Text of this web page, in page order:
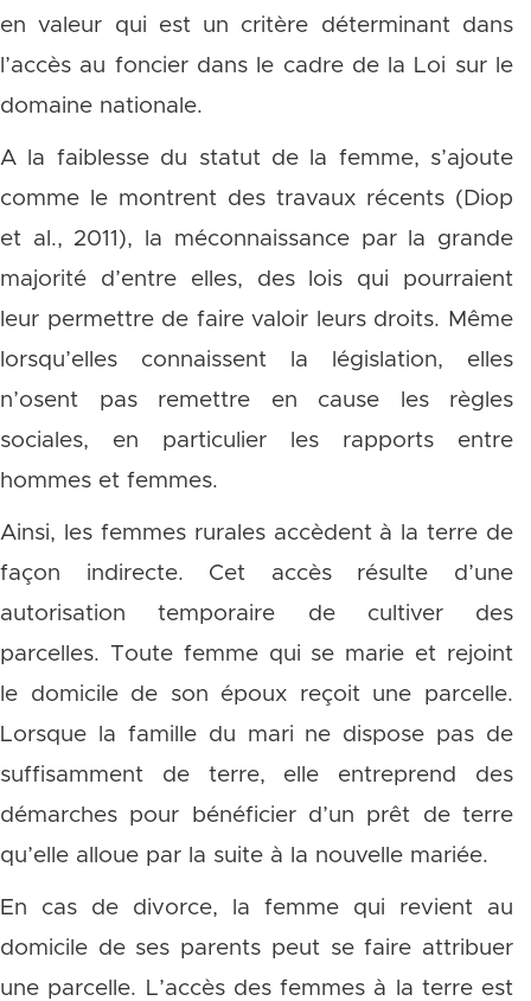
en valeur qui est un critère déterminant dans
l’accès au foncier dans le cadre de la Loi sur le
domaine nationale.
A la faiblesse du statut de la femme, s’ajoute
comme le montrent des travaux récents (Diop
et al., 2011), la méconnaissance par la grande
majorité d’entre elles, des lois qui pourraient
leur permettre de faire valoir leurs droits. Même
lorsqu’elles connaissent la législation, elles
n’osent pas remettre en cause les règles
sociales, en particulier les rapports entre
hommes et femmes.
Ainsi, les femmes rurales accèdent à la terre de
façon indirecte. Cet accès résulte d’une
autorisation temporaire de cultiver des
parcelles. Toute femme qui se marie et rejoint
le domicile de son époux reçoit une parcelle.
Lorsque la famille du mari ne dispose pas de
suffisamment de terre, elle entreprend des
démarches pour bénéficier d’un prêt de terre
qu’elle alloue par la suite à la nouvelle mariée.
En cas de divorce, la femme qui revient au
domicile de ses parents peut se faire attribuer
une parcelle. L’accès des femmes à la terre est